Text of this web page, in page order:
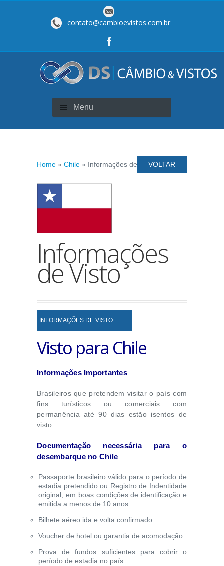
contato@cambioevistos.com.br
Menu
Home » Chile » Informações de VistoVOLTAR
Informações
de Visto
INFORMAÇÕES DE VISTO
Visto para Chile
Informações Importantes
Brasileiros que pretendem visitar o país com
fins turísticos ou comerciais com
permanência até 90 dias estão isentos de
visto
Documentação necessária para o
desembarque no Chile
Passaporte brasileiro válido para o período de
estadia pretendido ou Registro de Indentidade
original, em boas condições de identificação e
emitida a menos de 10 anos
Bilhete aéreo ida e volta confirmado
Voucher de hotel ou garantia de acomodação
Prova de fundos suficientes para cobrir o
período de estadia no país